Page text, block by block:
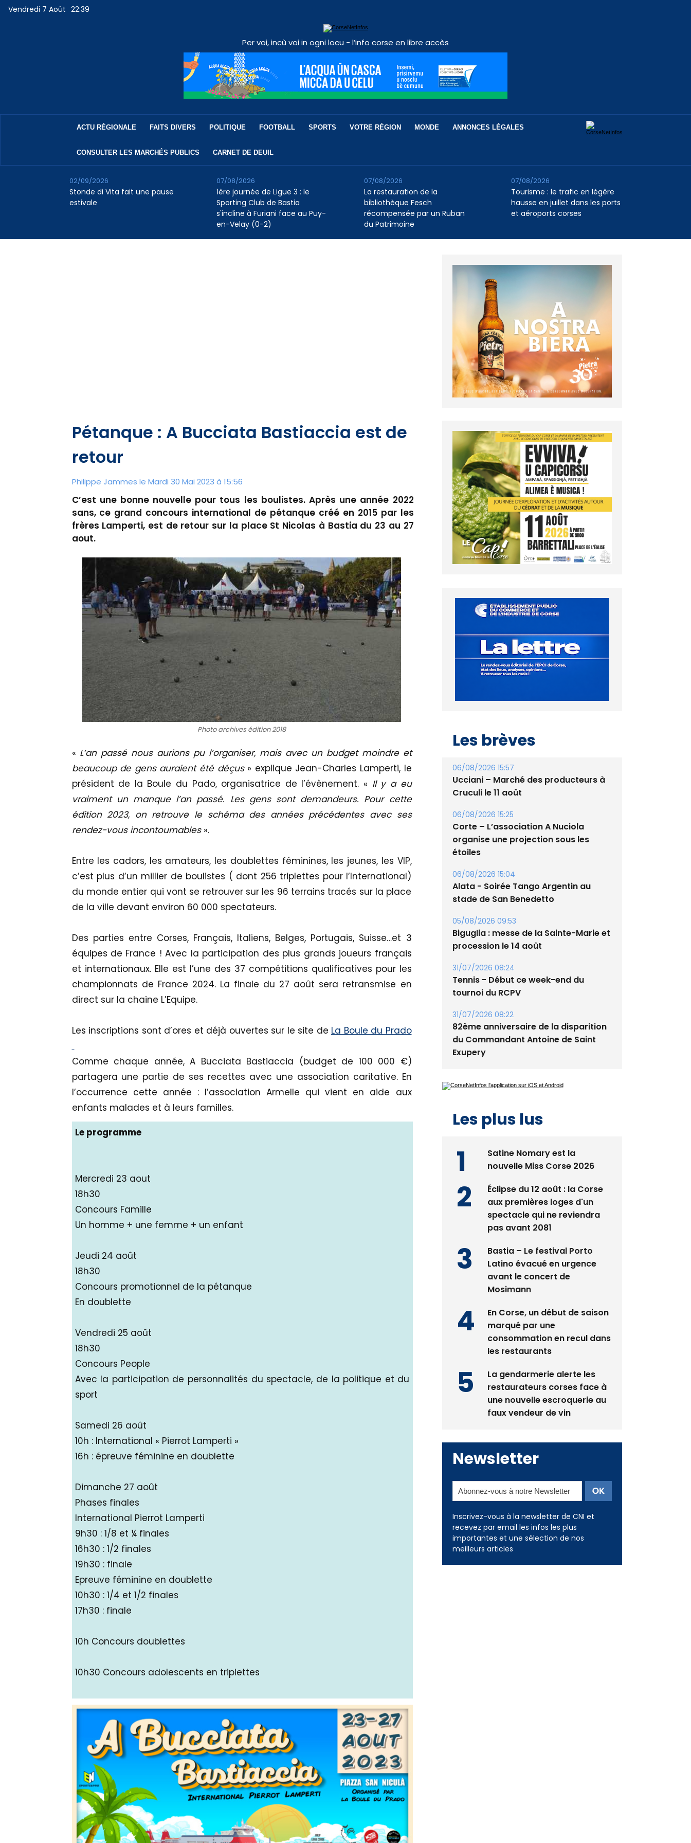
Vendredi 7 Août 22:39
Per voi, incù voi in ogni locu - l’info corse en libre accès
ACTU RÉGIONALE FAITS DIVERS POLITIQUE FOOTBALL SPORTS VOTRE RÉGION MONDE ANNONCES LÉGALES
CONSULTER LES MARCHÉS PUBLICS CARNET DE DEUIL
Stonde di Vita fait une pause
estivale
02/09/2026
1ère journée de Ligue 3 : le
Sporting Club de Bastia
s'incline à Furiani face au Puy-
en-Velay (0-2)
07/08/2026
La restauration de la
bibliothèque Fesch
récompensée par un Ruban
du Patrimoine
07/08/2026
Tourisme : le trafic en légère
hausse en juillet dans les ports
et aéroports corses
07/08/2026
Pétanque : A Bucciata Bastiaccia est de
retour
Philippe Jammes le Mardi 30 Mai 2023 à 15:56
C’est une bonne nouvelle pour tous les boulistes. Après une année 2022
sans, ce grand concours international de pétanque créé en 2015 par les
frères Lamperti, est de retour sur la place St Nicolas à Bastia du 23 au 27
aout.
Photo archives édition 2018
« L’an passé nous aurions pu l’organiser, mais avec un budget moindre et
beaucoup de gens auraient été déçus» explique Jean-Charles Lamperti, le
président de la Boule du Pado, organisatrice de l’évènement. « Il y a eu
vraiment un manque l’an passé. Les gens sont demandeurs. Pour cette
édition 2023, on retrouve le schéma des années précédentes avec ses
rendez-vous incontournables».
Entre les cadors, les amateurs, les doublettes féminines, les jeunes, les VIP,
c’est plus d’un millier de boulistes ( dont 256 triplettes pour l’International)
du monde entier qui vont se retrouver sur les 96 terrains tracés sur la place
de la ville devant environ 60 000 spectateurs.
Des parties entre Corses, Français, Italiens, Belges, Portugais, Suisse…et 3
équipes de France ! Avec la participation des plus grands joueurs français
et internationaux. Elle est l’une des 37 compétitions qualificatives pour les
championnats de France 2024. La finale du 27 août sera retransmise en
direct sur la chaine L’Equipe.
Les inscriptions sont d’ores et déjà ouvertes sur le site de La Boule du Prado
Comme chaque année, A Bucciata Bastiaccia (budget de 100 000 €)
partagera une partie de ses recettes avec une association caritative. En
l’occurrence cette année : l’association Armelle qui vient en aide aux
enfants malades et à leurs familles.
Le programme
Mercredi 23 aout
18h30
Concours Famille
Un homme + une femme + un enfant
Jeudi 24 août
18h30
Concours promotionnel de la pétanque
En doublette
Vendredi 25 août
18h30
Concours People
Avec la participation de personnalités du spectacle, de la politique et du
sport
Samedi 26 août
10h : International « Pierrot Lamperti »
16h : épreuve féminine en doublette
Dimanche 27 août
Phases finales
International Pierrot Lamperti
9h30 : 1/8 et ¼ finales
16h30 : 1/2 finales
19h30 : finale
Epreuve féminine en doublette
10h30 : 1/4 et 1/2 finales
17h30 : finale
10h Concours doublettes
10h30 Concours adolescents en triplettes
Les brèves
06/08/2026 15:57
Ucciani – Marché des producteurs à
Cruculi le 11 août
06/08/2026 15:25
Corte – L’association A Nuciola
organise une projection sous les
étoiles
06/08/2026 15:04
Alata - Soirée Tango Argentin au
stade de San Benedetto
05/08/2026 09:53
Biguglia : messe de la Sainte-Marie et
procession le 14 août
31/07/2026 08:24
Tennis - Début ce week-end du
tournoi du RCPV
31/07/2026 08:22
82ème anniversaire de la disparition
du Commandant Antoine de Saint
Exupery
Les plus lus
Satine Nomary est la
nouvelle Miss Corse 2026
Éclipse du 12 août : la Corse
aux premières loges d'un
spectacle qui ne reviendra
pas avant 2081
Bastia – Le festival Porto
Latino évacué en urgence
avant le concert de
Mosimann
En Corse, un début de saison
marqué par une
consommation en recul dans
les restaurants
La gendarmerie alerte les
restaurateurs corses face à
une nouvelle escroquerie au
faux vendeur de vin
Newsletter
Inscrivez-vous à la newsletter de CNI et
recevez par email les infos les plus
importantes et une sélection de nos
meilleurs articles